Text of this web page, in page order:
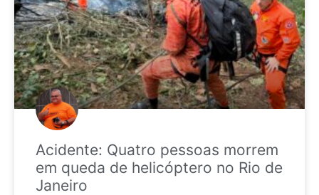
Acidente: Quatro pessoas morrem
em queda de helicóptero no Rio de
Janeiro